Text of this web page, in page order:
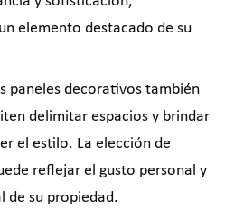
elemento destacado de su
paneles decorativos también
delimitar espacios y brindar
el estilo. La elección de
reflejar el gusto personal y
de su propiedad.